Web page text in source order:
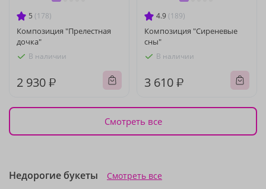
5 (178)
Композиция "Прелестная
дочка"
В наличии
2 930 ₽
4.9 (189)
Композиция "Сиреневые
сны"
В наличии
3 610 ₽
Смотреть все
Недорогие букеты Смотреть все